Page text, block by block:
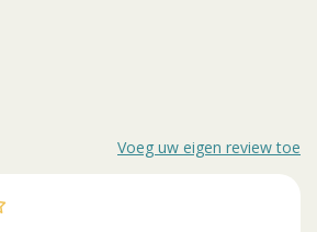
Voeg uw eigen review toe